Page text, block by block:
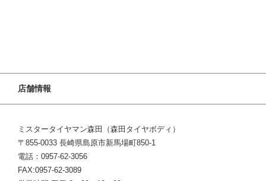
店舗情報
ミスタータイヤマン森田（森田タイヤボディ）
〒855-0033 長崎県島原市新馬場町850-1
電話：0957-62-3056
FAX:0957-62-3089